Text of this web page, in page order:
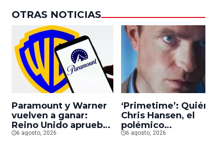
OTRAS NOTICIAS
Paramount y Warner
vuelven a ganar:
Reino Unido aprueba
la fusión entre
6 agosto, 2026
‘Primetime’: Quién
Chris Hansen, el
polémico
presentador que
6 agosto, 2026